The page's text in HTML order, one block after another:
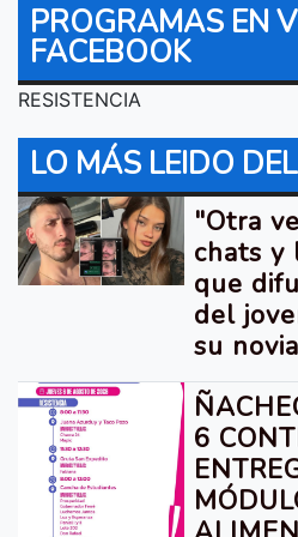
PROGRAMAS EN
FACEBOOK
RESISTENCIA
LO MÁS LEIDO
"Otra
chats y
que
del
su
6